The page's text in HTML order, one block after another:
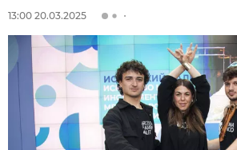
13:00 20.03.2025